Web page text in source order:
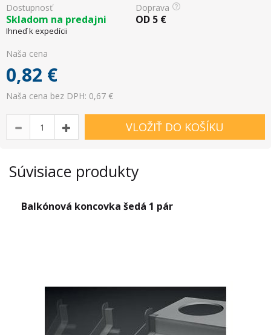
Dostupnosť Doprava
Skladom na predajni
Ihneď k expedícii
OD 5 €
Naša cena
0,82 €
Naša cena bez DPH: 0,67 €
VLOŽIŤ DO KOŠÍKU
Súvisiace produkty
Balkónová koncovka šedá 1 pár